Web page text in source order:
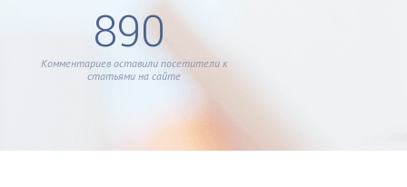
890
Комментариев оставили посетители к
статьями на сайте